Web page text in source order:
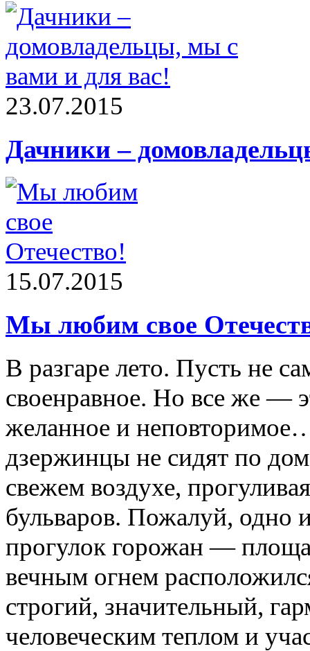
23.07.2015
Дачники –
15.07.2015
Мы любим свое
В разгаре лето. Пусть не
своенравное. Но все же —
желанное и
дзержинцы не сидят по
свежем воздухе,
бульваров. Пожалуй,
прогулок горожан —
вечным огнем
строгий, значительный,
человеческим теплом и